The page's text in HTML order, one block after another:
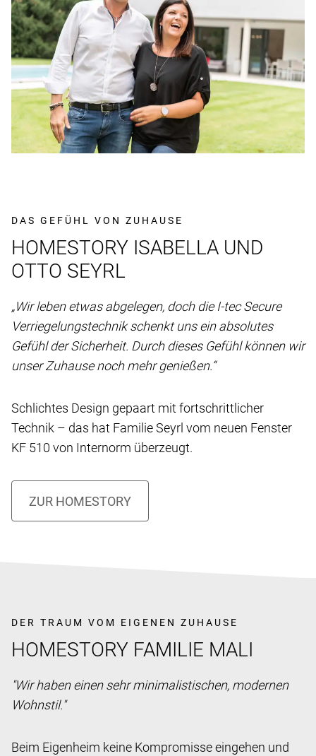
DAS GEFÜHL VON ZUHAUSE
HOMESTORY ISABELLA UND
OTTO SEYRL
„Wir leben etwas abgelegen, doch die I-tec Secure
Verriegelungstechnik schenkt uns ein absolutes
Gefühl der Sicherheit. Durch dieses Gefühl können wir
unser Zuhause noch mehr genießen.“
Schlichtes Design gepaart mit fortschrittlicher
Technik – das hat Familie Seyrl vom neuen Fenster
KF 510 von Internorm überzeugt.
DER TRAUM VOM EIGENEN ZUHAUSE
HOMESTORY FAMILIE MALI
"Wir haben einen sehr minimalistischen, modernen
Wohnstil."
Beim Eigenheim keine Kompromisse eingehen und